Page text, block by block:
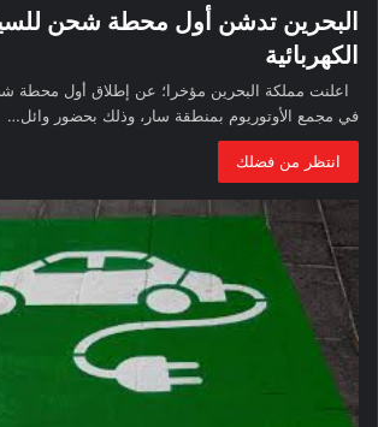
البحرين تدشن أول محطة شحن
الكهربائية
اعلنت مملكة البحرين مؤخرا؛ عن إطلاق أول محطة
في مجمع الأوتوريوم بمنطقة سار، وذلك بحضور وائل…
انتظر من فضلك